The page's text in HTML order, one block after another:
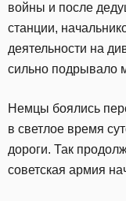
войны и после
станции,
деятельности на
сильно подрывало
Немцы боялись
в светлое время
дороги. Так
советская армия